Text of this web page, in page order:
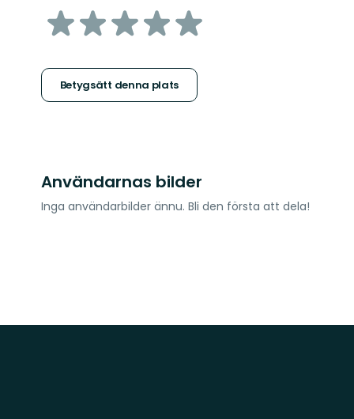
av
stjärnor
Betygsätt denna plats
Användarnas bilder
Inga användarbilder ännu. Bli den första att dela!